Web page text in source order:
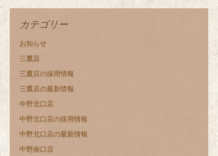
カテゴリー
お知らせ
三鷹店
三鷹店の採用情報
三鷹店の最新情報
中野北口店
中野北口店の採用情報
中野北口店の最新情報
中野南口店